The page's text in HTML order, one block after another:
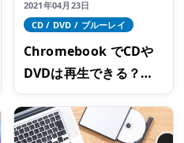
2021年04月23日
CD / DVD / ブルーレイ
Chromebook でCDや
DVDは再生できる？互
換性のあるファイル形
式とは